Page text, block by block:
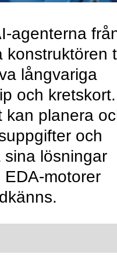
agenterna
konstruktören
långvariga
och kretskort.
kan planera
och
lösningar
motorer